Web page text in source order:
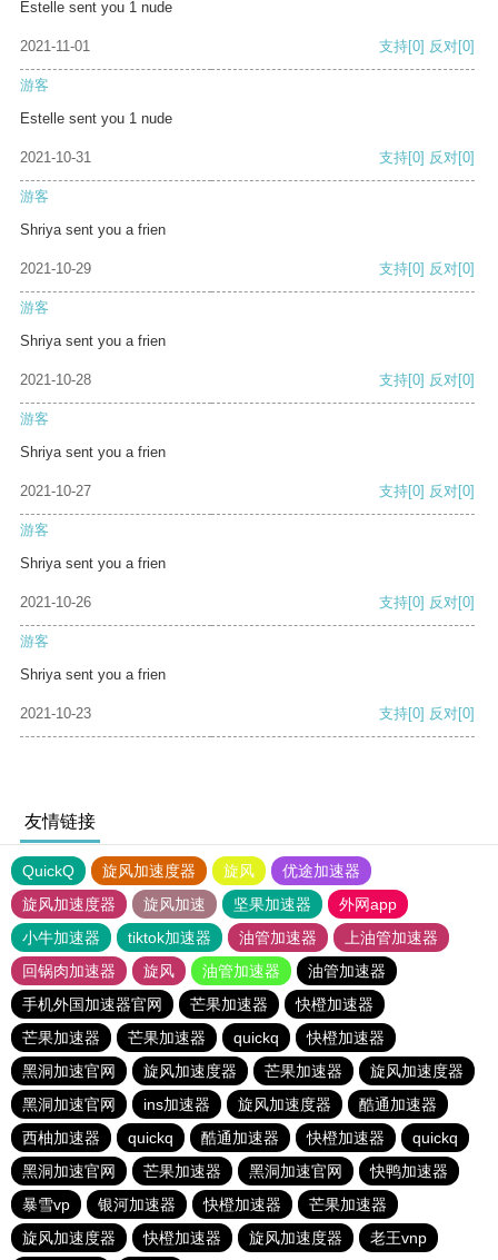
Estelle sent you 1 nude
2021-11-01 支持[0] 反对[0]
游客
Estelle sent you 1 nude
2021-10-31 支持[0] 反对[0]
游客
Shriya sent you a frien
2021-10-29 支持[0] 反对[0]
游客
Shriya sent you a frien
2021-10-28 支持[0] 反对[0]
游客
Shriya sent you a frien
2021-10-27 支持[0] 反对[0]
游客
Shriya sent you a frien
2021-10-26 支持[0] 反对[0]
游客
Shriya sent you a frien
2021-10-23 支持[0] 反对[0]
友情链接
QuickQ 旋风加速度器 旋风
优途加速器
旋风加速度器
旋风加速 坚果加速器
外网app
小牛加速器
tiktok加速器 油管加速器
上油管加速器
回锅肉加速器
旋风 油管加速器
油管加速器
手机外国加速器官网
芒果加速器
快橙加速器
芒果加速器
芒果加速器 quickq
快橙加速器
黑洞加速官网
旋风加速度器 芒果加速器
旋风加速度器
黑洞加速官网
ins加速器 旋风加速度器
酷通加速器
西柚加速器
quickq 酷通加速器 快橙加速器
quickq
黑洞加速官网
芒果加速器 黑洞加速官网
快鸭加速器
暴雪vp
银河加速器 快橙加速器
芒果加速器
旋风加速度器
快橙加速器 旋风加速度器 老王vnp